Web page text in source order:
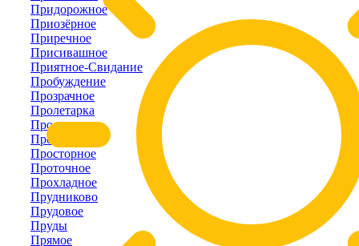
Придорожное
Приозёрное
Приречное
Присивашное
Приятное-Свидание
Пробуждение
Прозрачное
Пролетарка
Пролом
Пролётное
Просторное
Проточное
Прохладное
Прудниково
Прудовое
Пруды
Прямое